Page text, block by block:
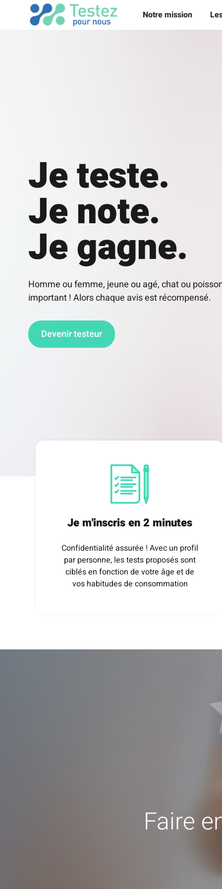
Notre mission
Je teste.
Je note.
Je gagne.
Homme ou femme, jeune ou agé, chat ou
important ! Alors chaque avis est récompensé.
Devenir testeur
Je m'inscris en 2 minutes
Confidentialité assurée ! Avec un profil
par personne, les tests proposés sont
ciblés en fonction de votre âge et de
vos habitudes de consommation
Faire